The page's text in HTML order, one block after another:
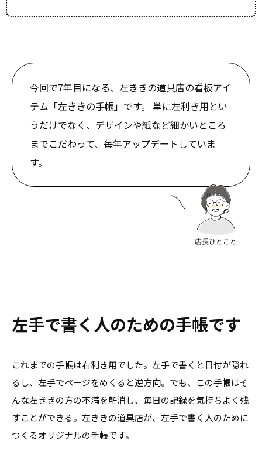
今回で7年目になる、左ききの道具店の看板アイ
テム「左ききの手帳」です。 単に左利き用とい
うだけでなく、デザインや紙など細かいところ
までこだわって、毎年アップデートしていま
す。
左手で書く人のための手帳です
これまでの手帳は右利き用でした。左手で書くと日付が隠れ
るし、左手でページをめくると逆方向。でも、この手帳はそ
んな左ききの方の不満を解消し、毎日の記録を気持ちよく残
すことができる。左ききの道具店が、左手で書く人のために
つくるオリジナルの手帳です。